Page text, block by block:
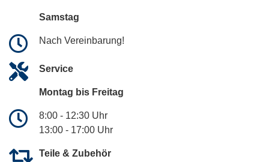
Samstag
Nach Vereinbarung!
Service
Montag bis Freitag
8:00 - 12:30 Uhr
13:00 - 17:00 Uhr
Teile & Zubehör